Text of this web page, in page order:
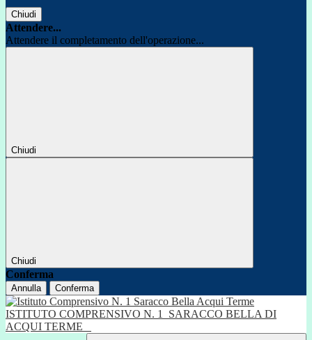
Chiudi
Attendere...
Attendere il completamento dell'operazione...
Chiudi
Chiudi
Conferma
Annulla Conferma
ISTITUTO COMPRENSIVO N. 1
SARACCO BELLA DI
ACQUI TERME